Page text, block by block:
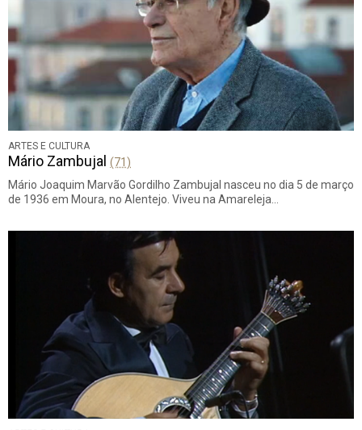
ARTES E CULTURA
Mário Zambujal (71)
Mário Joaquim Marvão Gordilho Zambujal nasceu no dia 5 de março
de 1936 em Moura, no Alentejo. Viveu na Amareleja…